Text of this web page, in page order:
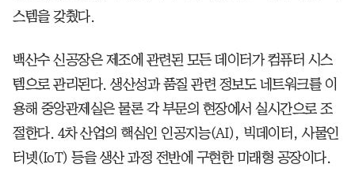
스템을 갖췄다.
백산수 신공장은 제조에 관련된 모든 데이터가 컴퓨터 시스
템으로 관리된다. 생산성과 품질 관련 정보도 네트워크를 이
용해 중앙관제실은 물론 각 부문의 현장에서 실시간으로 조
절한다. 4차 산업의 핵심인 인공지능(AI), 빅데이터, 사물인
터넷(IoT) 등을 생산 과정 전반에 구현한 미래형 공장이다.